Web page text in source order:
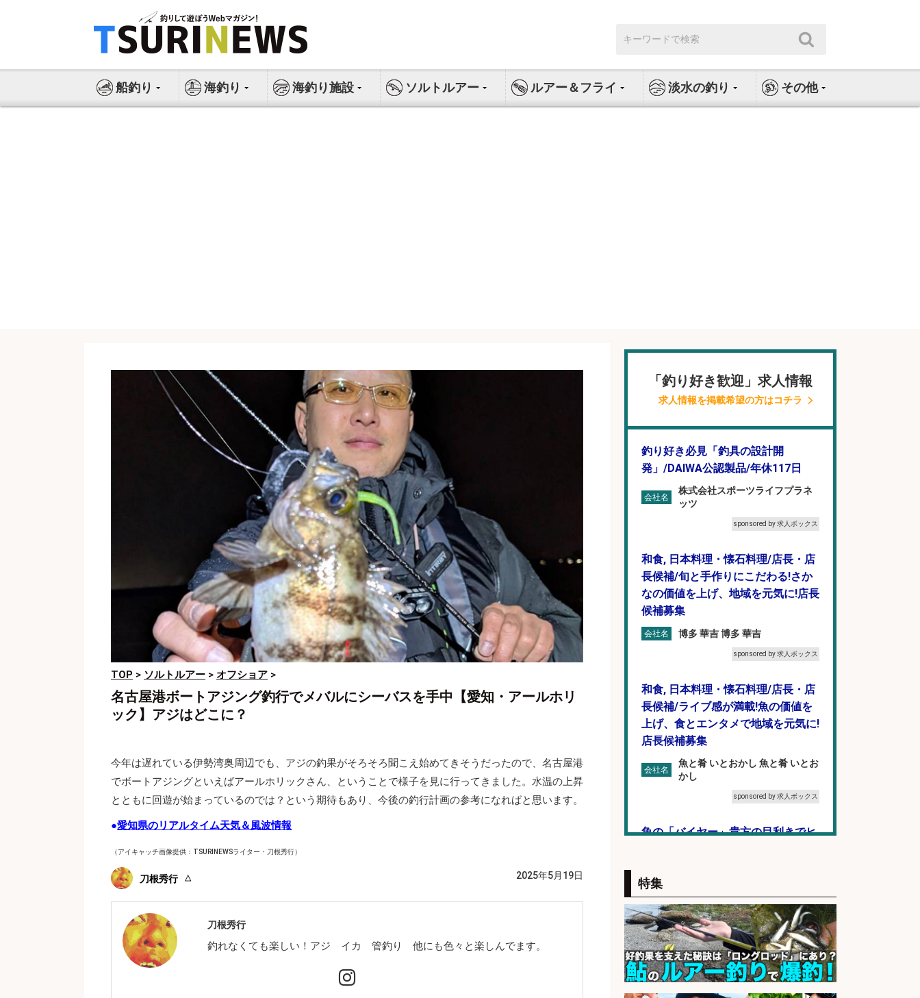
ス
索:
船釣り 海釣り 海釣り施設 ソルトルアー ルアー＆フライ 淡水の釣り その他
TOP > ソルトルアー > オフショア >
名古屋港ボートアジング釣行でメバルにシーバスを手中【愛知・アールホリ
ック】アジはどこに？
今年は遅れている伊勢湾奥周辺でも、アジの釣果がそろそろ聞こえ始めてきそうだったので、名古屋港
でボートアジングといえばアールホリックさん、ということで様子を見に行ってきました。水温の上昇
とともに回遊が始まっているのでは？という期待もあり、今後の釣行計画の参考になればと思います。
●愛知県のリアルタイム天気＆風波情報
（アイキャッチ画像提供：TSURINEWSライター・刀根秀行）
刀根秀行 2025年5月19日
刀根秀行
釣れなくても楽しい！アジ イカ 管釣り 他にも色々と楽しんでます。
「釣り好き歓迎」求人情報
求人情報を掲載希望の方はコチラ
釣り好き必見「釣具の設計開
発」/DAIWA公認製品/年休117日
会社名
株式会社スポーツライフプラネ
ッツ
sponsored by 求人ボックス
和食, 日本料理・懐石料理/店長・店
長候補/旬と手作りにこだわる!さか
なの価値を上げ、地域を元気に!店長
候補募集
会社名 博多 華吉 博多 華吉
sponsored by 求人ボックス
和食, 日本料理・懐石料理/店長・店
長候補/ライブ感が満載!魚の価値を
上げ、食とエンタメで地域を元気に!
店長候補募集
会社名
魚と肴 いとおかし 魚と肴 いとお
かし
sponsored by 求人ボックス
魚の「バイヤー」貴方の目利きでヒ
和食, 居酒屋/調理見習い・調理補助/
新鮮な魚料理×おでんの和食居酒屋
の若手スタッフ
会社名 サカナのハチベエ 矢場町店
特集